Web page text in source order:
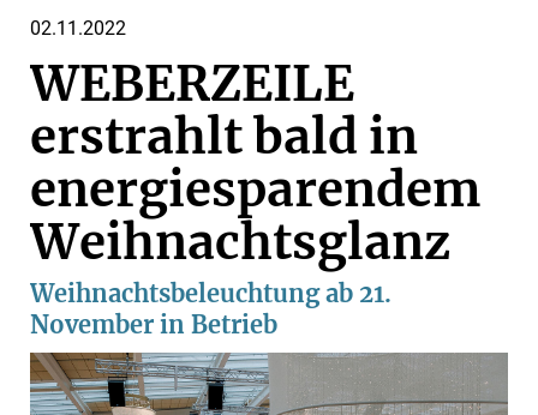
02.11.2022
WEBERZEILE
erstrahlt bald in
energiesparendem
Weihnachtsglanz
Weihnachtsbeleuchtung ab 21.
November in Betrieb